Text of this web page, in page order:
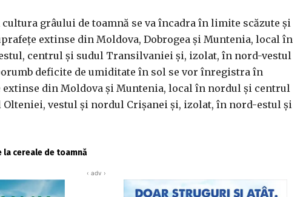
cultura grâului de toamnă se va încadra în limite scăzute şi
extinse din Moldova, Dobrogea şi Muntenia, local în
centrul şi sudul Transilvaniei şi, izolat, în nord-vestul
deficite de umiditate în sol se vor înregistra în
extinse din Moldova şi Muntenia, local în nordul şi centrul
vestul şi nordul Crişanei şi, izolat, în nord-estul şi
cereale de toamnă
‹ adv ›